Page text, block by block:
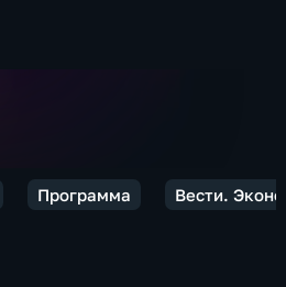
Программа Вести.